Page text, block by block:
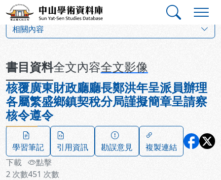
跳到主要內容
中山學術資料庫
相關內容
書目資料全文內容全文影像
核覆廣東財政廳廳長鄭洪年呈派員辦理
各屬繁盛鄉鎮契稅分局謹擬簡章呈請察
核令遵令
學習筆記 引用資訊 勘誤意見
複製連結
下載
2 次數
點擊
451 次數